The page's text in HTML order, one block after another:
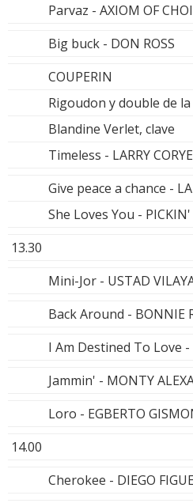
Parvaz - AXIOM OF
Big buck - DON ROSS
COUPERIN
Rigoudon y double de
Blandine Verlet, clave
Timeless - LARRY
Give peace a chance -
She Loves You -
13.30
Mini-Jor - USTAD
Back Around - BONNIE
I Am Destined To Love -
Jammin' - MONTY
Loro - EGBERTO
14.00
Cherokee - DIEGO